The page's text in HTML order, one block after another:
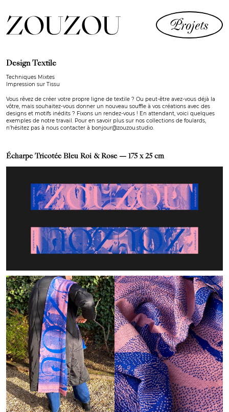
Projets
Design Textile
Techniques Mixtes
Impression sur Tissu
Vous rêvez de créer votre propre ligne de textile ? Ou peut-être avez-vous déjà la
vôtre, mais souhaitez-vous donner un nouveau souffle à vos créations avec des
designs et motifs inédits ? Fixons un rendez-vous ! En attendant, voici quelques
exemples de notre travail. Pour en savoir plus sur nos collections de foulards,
n’hésitez pas à nous contacter à bonjour@zouzou.studio.
Écharpe Tricotée Bleu Roi & Rose — 175 x 25 cm